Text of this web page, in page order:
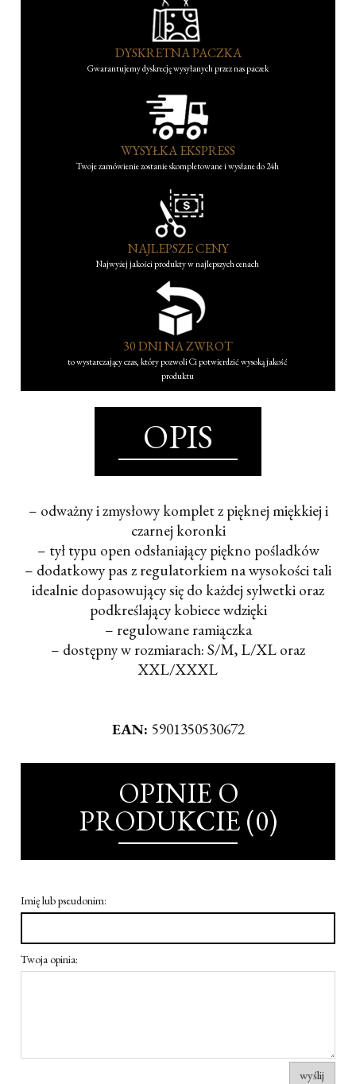
DYSKRETNA PACZKA
Gwarantujemy dyskrecję wysyłanych przez nas paczek
WYSYŁKA EKSPRESS
Twoje zamówienie zostanie skompletowane i wysłane do 24h
NAJLEPSZE CENY
Najwyżej jakości produkty w najlepszych cenach
30 DNI NA ZWROT
to wystarczający czas, który pozwoli Ci potwierdzić wysoką jakość
produktu
OPIS
– odważny i zmysłowy komplet z pięknej miękkiej i
czarnej koronki
– tył typu open odsłaniający piękno pośladków
– dodatkowy pas z regulatorkiem na wysokości tali
idealnie dopasowujący się do każdej sylwetki oraz
podkreślający kobiece wdzięki
– regulowane ramiączka
– dostępny w rozmiarach: S/M, L/XL oraz
XXL/XXXL
EAN: 5901350530672
OPINIE O
PRODUKCIE (0)
Imię lub pseudonim:
Twoja opinia:
wyślij